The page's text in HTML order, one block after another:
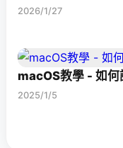
2026/1/27
macOS教學 - 如何
2025/1/5